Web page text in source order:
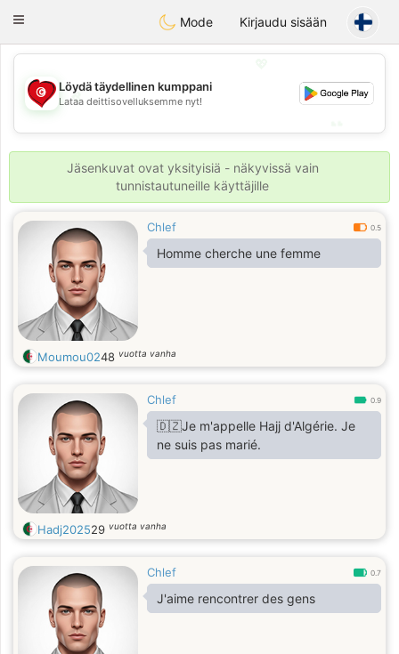
Tunisia Dating
Toggle
Mode Kirjaudu sisään
💖
💕
Löydä täydellinen kumppani
Lataa deittisovelluksemme nyt!
Jäsenkuvat ovat yksityisiä - näkyvissä vain
tunnistautuneille käyttäjille
Chlef 0.5
Homme cherche une femme
Moumou0248 vuotta vanha
Chlef 0.9
🇩🇿Je m'appelle Hajj d'Algérie. Je
ne suis pas marié.
Hadj202529 vuotta vanha
Chlef 0.7
J'aime rencontrer des gens